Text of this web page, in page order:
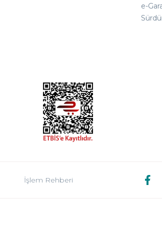
e-
İşlem Rehberi